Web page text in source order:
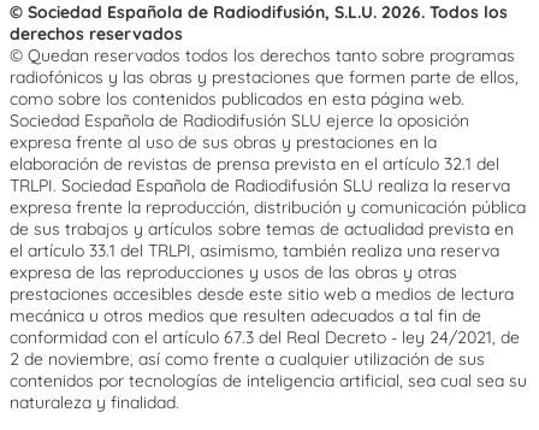
© Sociedad Española de Radiodifusión, S.L.U. 2026. Todos los
derechos reservados
© Quedan reservados todos los derechos tanto sobre programas
radiofónicos y las obras y prestaciones que formen parte de ellos,
como sobre los contenidos publicados en esta página web.
Sociedad Española de Radiodifusión SLU ejerce la oposición
expresa frente al uso de sus obras y prestaciones en la
elaboración de revistas de prensa prevista en el artículo 32.1 del
TRLPI. Sociedad Española de Radiodifusión SLU realiza la reserva
expresa frente la reproducción, distribución y comunicación pública
de sus trabajos y artículos sobre temas de actualidad prevista en
el artículo 33.1 del TRLPI, asimismo, también realiza una reserva
expresa de las reproducciones y usos de las obras y otras
prestaciones accesibles desde este sitio web a medios de lectura
mecánica u otros medios que resulten adecuados a tal fin de
conformidad con el artículo 67.3 del Real Decreto - ley 24/2021, de
2 de noviembre, así como frente a cualquier utilización de sus
contenidos por tecnologías de inteligencia artificial, sea cual sea su
naturaleza y finalidad.